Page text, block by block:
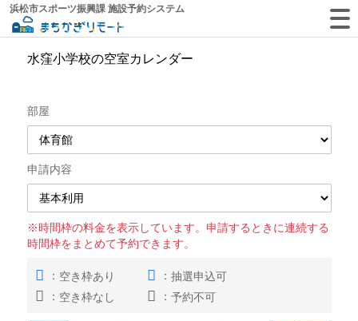
浜松市スポーツ振興課 施設予約システム
水窪小学校の空室カレンダー
部屋
申請内容
※時間枠の料金を表示しています。申請するときに連続する
時間枠をまとめて予約できます。
： 空き枠あり ： 抽選申込可
： 空き枠なし ： 予約不可